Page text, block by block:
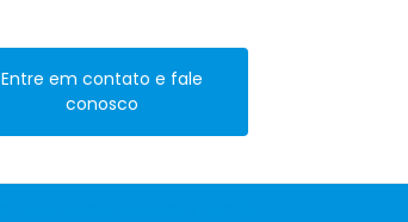
Entre em contato e fale
conosco